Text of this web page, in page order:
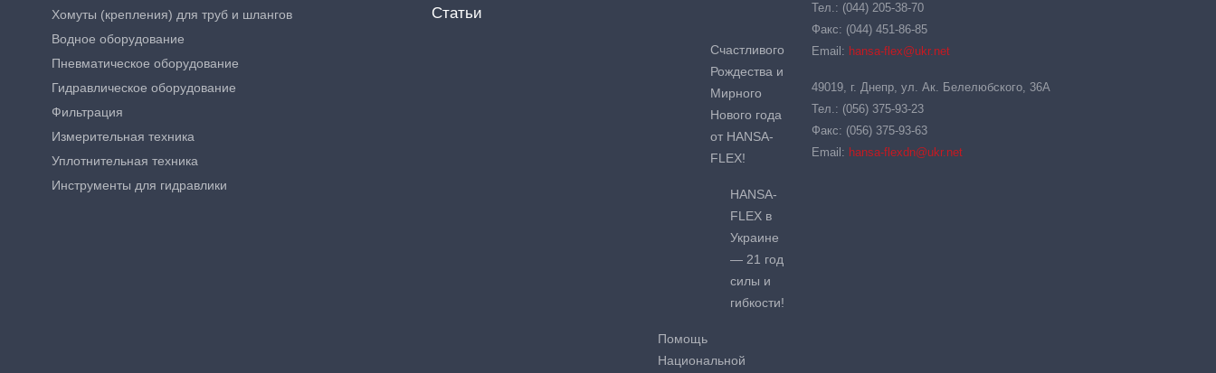
Хомуты (крепления) для труб и шлангов
Водное оборудование
Пневматическое оборудование
Гидравлическое оборудование
Фильтрация
Измерительная техника
Уплотнительная техника
Инструменты для гидравлики
Статьи
Счастливого
Рождества и
Мирного
Нового года
от HANSA-
FLEX!
HANSA-
FLEX в
Украине
— 21 год
силы и
гибкости!
Помощь
Национальной
Тел.: (044) 205-38-70
Факс: (044) 451-86-85
Email: hansa-flex@ukr.net
49019, г. Днепр, ул. Ак. Белелюбского, 36А
Тел.: (056) 375-93-23
Факс: (056) 375-93-63
Email: hansa-flexdn@ukr.net